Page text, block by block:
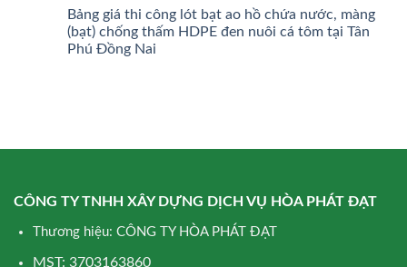
Bảng giá thi công lót bạt ao hồ chứa nước, màng
(bạt) chống thấm HDPE đen nuôi cá tôm tại Tân
Phú Đồng Nai
CÔNG TY TNHH XÂY DỰNG DỊCH VỤ HÒA PHÁT ĐẠT
Thương hiệu: CÔNG TY HÒA PHÁT ĐẠT
MST: 3703163860